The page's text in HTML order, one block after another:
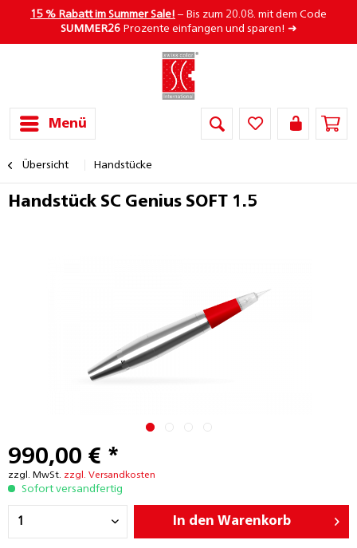
15 % Rabatt im Summer Sale! – Bis zum 20.08. mit dem Code
SUMMER26Prozente einfangen und sparen! ➜
Menü
Übersicht Handstücke
Handstück SC Genius SOFT 1.5
990,00 € *
zzgl. MwSt. zzgl. Versandkosten
Sofort versandfertig
In den Warenkorb